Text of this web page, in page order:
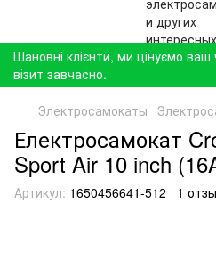
Шановні клієнти, ми цінуємо
візит завчасно.
Электросамокаты
Електросамокат
Sport Air 10 inch
Артикул: 1650456641-512 1